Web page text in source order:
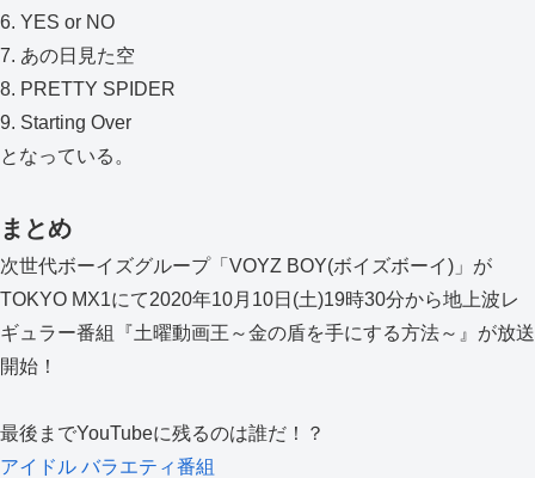
6. YES or NO
7. あの日見た空
8. PRETTY SPIDER
9. Starting Over
となっている。
まとめ
次世代ボーイズグループ「VOYZ BOY(ボイズボーイ)」が
TOKYO MX1にて2020年10月10日(土)19時30分から地上波レ
ギュラー番組『土曜動画王～金の盾を手にする方法～』が放送
開始！
最後までYouTubeに残るのは誰だ！？
アイドル バラエティ番組